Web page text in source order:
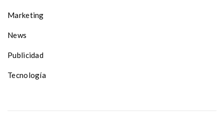
Marketing
News
Publicidad
Tecnología